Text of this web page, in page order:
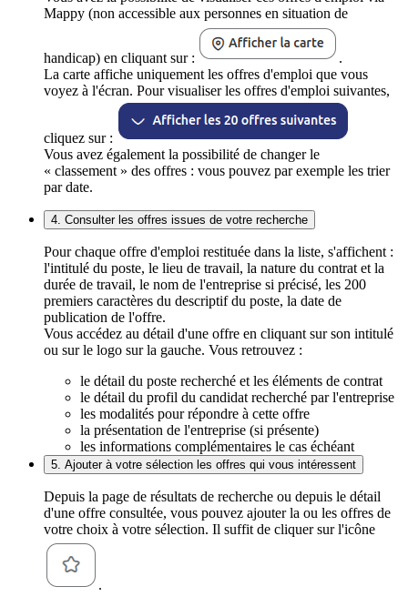
Mappy (non accessible aux personnes en situation de
handicap) en cliquant sur :
.
La carte affiche uniquement les offres d'emploi que vous
voyez à l'écran. Pour visualiser les offres d'emploi suivantes,
cliquez sur :
Vous avez également la possibilité de changer le
« classement » des offres : vous pouvez par exemple les trier
par date.
4. Consulter les offres issues de votre recherche
Pour chaque offre d'emploi restituée dans la liste, s'affichent :
l'intitulé du poste, le lieu de travail, la nature du contrat et la
durée de travail, le nom de l'entreprise si précisé, les 200
premiers caractères du descriptif du poste, la date de
publication de l'offre.
Vous accédez au détail d'une offre en cliquant sur son intitulé
ou sur le logo sur la gauche. Vous retrouvez :
le détail du poste recherché et les éléments de contrat
le détail du profil du candidat recherché par l'entreprise
les modalités pour répondre à cette offre
la présentation de l'entreprise (si présente)
les informations complémentaires le cas échéant
5. Ajouter à votre sélection les offres qui vous intéressent
Depuis la page de résultats de recherche ou depuis le détail
d'une offre consultée, vous pouvez ajouter la ou les offres de
votre choix à votre sélection. Il suffit de cliquer sur l'icône
.